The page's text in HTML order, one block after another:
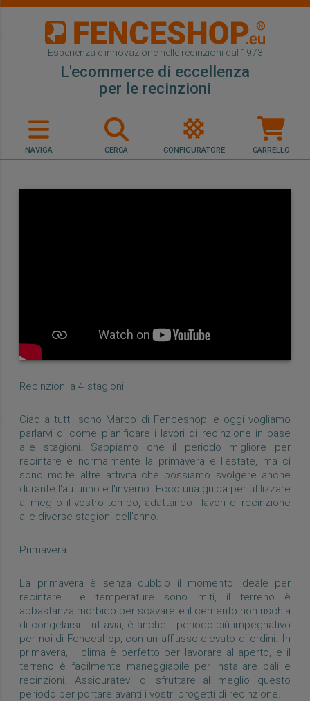
Esperienza e innovazione nelle recinzioni dal 1973
L'ecommerce di eccellenza
per le recinzioni
NAVIGA CERCA CONFIGURATORE CARRELLO
Recinzioni a 4 stagioni
Ciao a tutti, sono Marco di Fenceshop, e oggi vogliamo
parlarvi di come pianificare i lavori di recinzione in base
alle stagioni. Sappiamo che il periodo migliore per
recintare è normalmente la primavera e l'estate, ma ci
sono molte altre attività che possiamo svolgere anche
durante l'autunno e l'inverno. Ecco una guida per utilizzare
al meglio il vostro tempo, adattando i lavori di recinzione
alle diverse stagioni dell'anno.
Primavera
La primavera è senza dubbio il momento ideale per
recintare. Le temperature sono miti, il terreno è
abbastanza morbido per scavare e il cemento non rischia
di congelarsi. Tuttavia, è anche il periodo più impegnativo
per noi di Fenceshop, con un afflusso elevato di ordini. In
primavera, il clima è perfetto per lavorare all'aperto, e il
terreno è facilmente maneggiabile per installare pali e
recinzioni. Assicuratevi di sfruttare al meglio questo
periodo per portare avanti i vostri progetti di recinzione.